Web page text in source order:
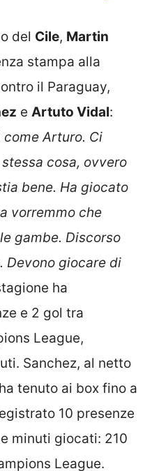
del Cile, Martin
stampa alla
il Paraguay,
e Artuto Vidal:
Arturo. Ci
cosa, ovvero
bene. Ha giocato
vorremmo che
gambe. Discorso
Devono giocare di
ha
e 2 gol tra
League,
Sanchez, al netto
tenuto ai box fino a
10 presenze
minuti giocati: 210
League.